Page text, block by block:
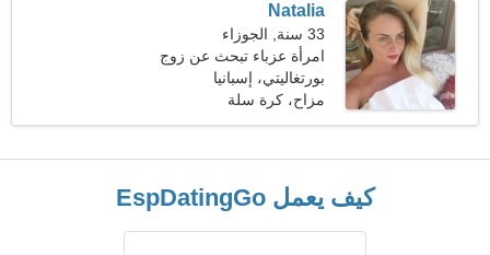
Natalia
33 سنة, الجوزاء
امرأة عزباء تبحث عن زوج
بورتغاليتي، إسبانيا
مزاح، كرة سلة
كيف يعمل EspDatingGo